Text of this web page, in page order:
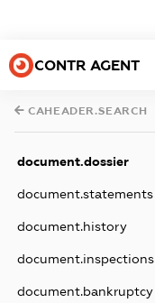
CONTR AGENT
CAHEADER.SEARCH
document.dossier
document.statements
document.history
document.inspections
document.bankruptcy